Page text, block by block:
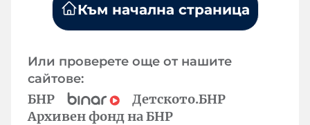
Към начална страница
Или проверете още от нашите
сайтове:
БНР
Детското.БНР
Архивен фонд на БНР